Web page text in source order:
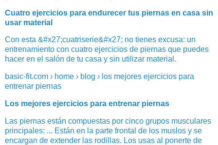
Cuatro ejercicios para endurecer tus piernas en casa sin
usar material
Con esta &#x27;cuatriserie&#x27; no tienes excusa: un
entrenamiento con cuatro ejercicios de piernas que puedes
hacer en el salón de tu casa y sin utilizar material.
basic-fit.com › home › blog › los mejores ejercicios para
entrenar piernas
Los mejores ejercicios para entrenar piernas
Las piernas están compuestas por cinco grupos musculares
principales: ... Están en la parte frontal de los muslos y se
encargan de extender las rodillas. Los usas al ponerte de